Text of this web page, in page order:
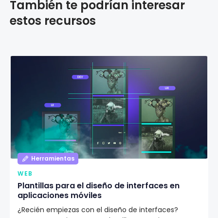
También te podrían interesar
estos recursos
Herramientas
WEB
Plantillas para el diseño de interfaces en
aplicaciones móviles
¿Recién empiezas con el diseño de interfaces?